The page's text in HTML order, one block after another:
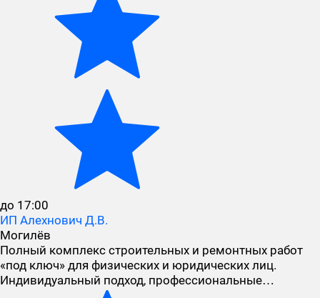
до 17:00
ИП Алехнович Д.В.
Могилёв
Полный комплекс строительных и ремонтных работ
«под ключ» для физических и юридических лиц.
Индивидуальный подход, профессиональные…